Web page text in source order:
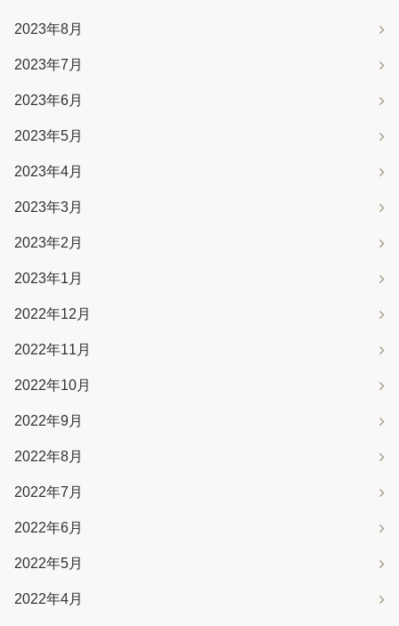
2023年8月
2023年7月
2023年6月
2023年5月
2023年4月
2023年3月
2023年2月
2023年1月
2022年12月
2022年11月
2022年10月
2022年9月
2022年8月
2022年7月
2022年6月
2022年5月
2022年4月